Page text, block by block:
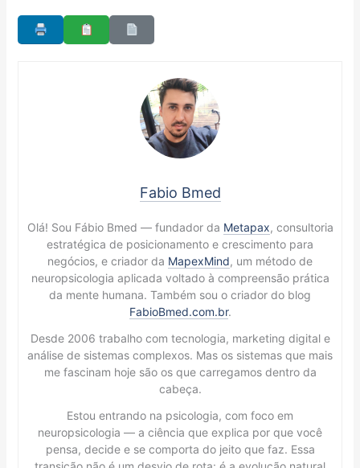
Fabio Bmed
Olá! Sou Fábio Bmed — fundador da Metapax, consultoria
estratégica de posicionamento e crescimento para
negócios, e criador da MapexMind, um método de
neuropsicologia aplicada voltado à compreensão prática
da mente humana. Também sou o criador do blog
FabioBmed.com.br.
Desde 2006 trabalho com tecnologia, marketing digital e
análise de sistemas complexos. Mas os sistemas que mais
me fascinam hoje são os que carregamos dentro da
cabeça.
Estou entrando na psicologia, com foco em
neuropsicologia — a ciência que explica por que você
pensa, decide e se comporta do jeito que faz. Essa